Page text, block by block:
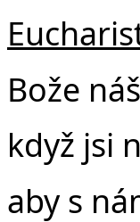
Bože
když jsi
aby s